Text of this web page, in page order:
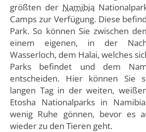
größten der Namibia
Camps zur Verfügung. Diese
Park. So können Sie zwischen
einem eigenen, in der
Wasserloch, dem Halai, welches
Parks befindet und dem
entscheiden. Hier können Sie
langen Tag in der weiten,
Etosha Nationalparks in
wenig Ruhe gönnen, bevor es
wieder zu den Tieren geht.